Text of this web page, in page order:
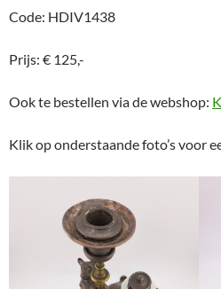
Code: HDIV1438
Prijs: € 125,-
Ook te bestellen via de webshop:
Klik op onderstaande foto’s voor